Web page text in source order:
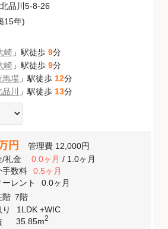
品川5-8-26
15年)
崎 」駅徒歩 9分
崎 」駅徒歩 9分
馬場 」駅徒歩 12分
品川 」駅徒歩 13分
円 管理費 12,000円
/礼金 0.0ヶ月/ 1.0ヶ月
手数料
0.5ヶ月
ーレント
0.0ヶ月
階 7階
1LDK +WIC
35.85m2